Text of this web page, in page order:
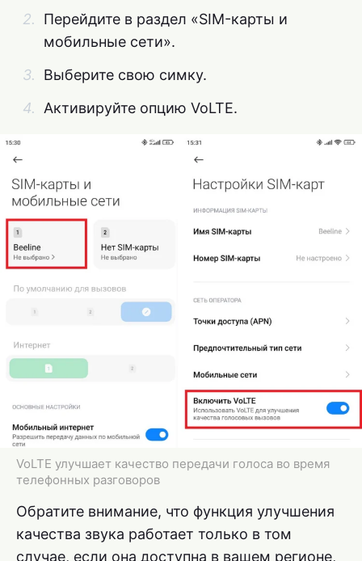
Перейдите в раздел «SIM-карты и
мобильные сети».
Выберите свою симку.
Активируйте опцию VoLTE.
VoLTE улучшает качество передачи голоса во время
телефонных разговоров
Обратите внимание, что функция улучшения
качества звука работает только в том
случае, если она доступна в вашем регионе,